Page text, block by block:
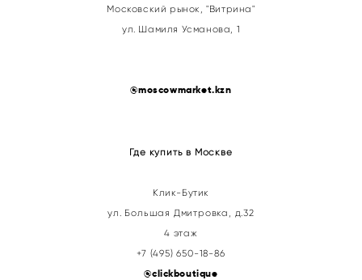
Московский рынок, "Витрина"
ул. Шамиля Усманова, 1
@moscowmarket.kzn
Где купить в Москве
Клик-Бутик
ул. Большая Дмитровка, д.32
4 этаж
+7 (495) 650-18-86
@clickboutique